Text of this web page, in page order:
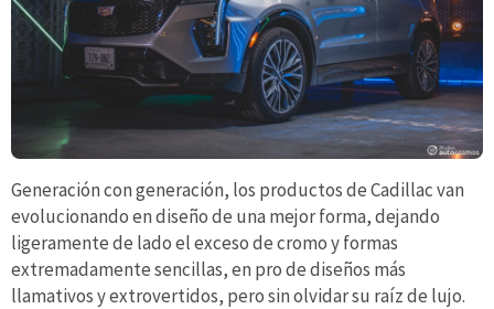
Generación con generación, los productos de Cadillac van
evolucionando en diseño de una mejor forma, dejando
ligeramente de lado el exceso de cromo y formas
extremadamente sencillas, en pro de diseños más
llamativos y extrovertidos, pero sin olvidar su raíz de lujo.